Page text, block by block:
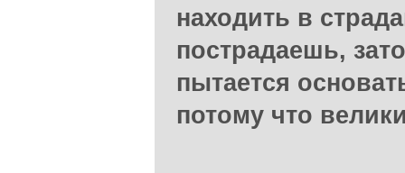
находить в
пострадаешь,
пытается
потому что